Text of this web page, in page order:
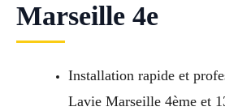
Marseille 4e
Installation rapide et
Lavie Marseille 4ème et